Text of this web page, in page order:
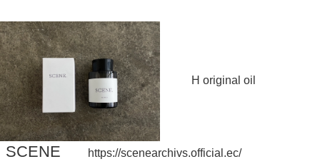
H original oil
SCENE https://scenearchivs.official.ec/